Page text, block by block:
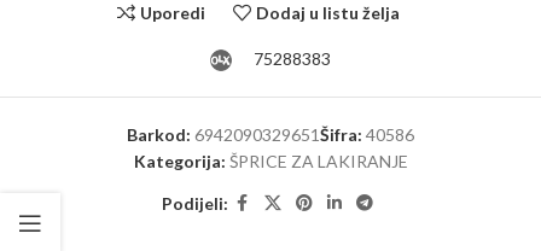
Uporedi Dodaj u listu želja
75288383
Barkod: 6942090329651Šifra: 40586
Kategorija: ŠPRICE ZA LAKIRANJE
Podijeli: